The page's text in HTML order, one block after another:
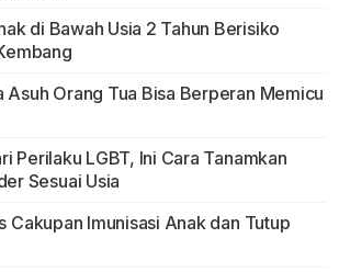
di Bawah Usia 2 Tahun Berisiko
Asuh Orang Tua Bisa Berperan Memicu
Perilaku LGBT, Ini Cara Tanamkan
Sesuai Usia
Cakupan Imunisasi Anak dan Tutup